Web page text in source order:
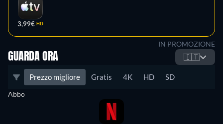
3,99€ HD
IN PROMOZIONE
GUARDA ORA 🇮🇹
Prezzo migliore Gratis 4K HD SD
Abbo